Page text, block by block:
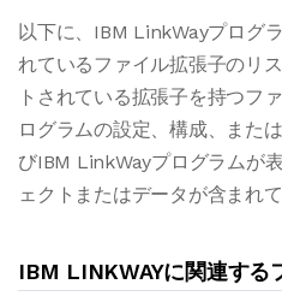
以下に、IBM LinkWayプログ
れているファイル拡張子のリ
トされている拡張子を持つフ
ログラムの設定、構成、また
びIBM LinkWayプログラムが
ェクトまたはデータが含まれ
IBM LINKWAYに関連する